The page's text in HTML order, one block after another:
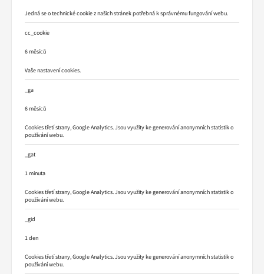
Jedná se o technické cookie z našich stránek potřebná k správnému fungování webu.
cc_cookie
6 měsíců
Vaše nastavení cookies.
_ga
6 měsíců
Cookies třetí strany, Google Analytics. Jsou využity ke generování anonymních statistik o
používání webu.
_gat
1 minuta
Cookies třetí strany, Google Analytics. Jsou využity ke generování anonymních statistik o
používání webu.
_gid
1 den
Cookies třetí strany, Google Analytics. Jsou využity ke generování anonymních statistik o
používání webu.